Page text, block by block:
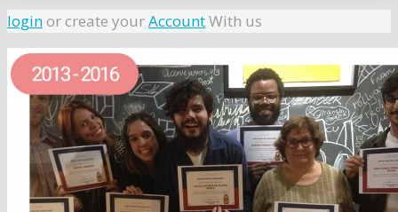
loginor create yourAccountWith us